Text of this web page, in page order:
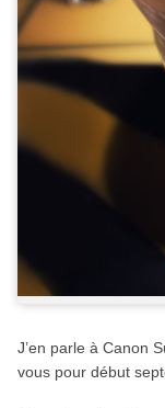
J’en parle à Canon
vous pour début